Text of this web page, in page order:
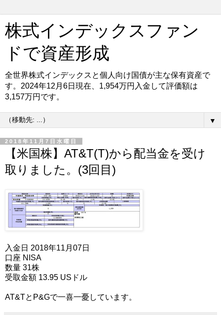
株式インデックスファン
ドで資産形成
全世界株式インデックスと個人向け国債が主な保有資産で
す。2024年12月6日現在、1,954万円入金して評価額は
3,157万円です。
▼
2018年11月7日水曜日
【米国株】AT&T(T)から配当金を受け
取りました。(3回目)
入金日 2018年11月07日
口座 NISA
数量 31株
受取金額 13.95 USドル
AT&TとP&Gで一喜一憂しています。